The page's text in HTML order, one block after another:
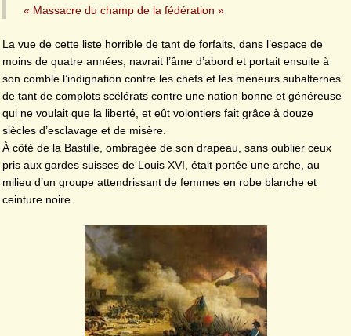
« Massacre du champ de la fédération »
La vue de cette liste horrible de tant de forfaits, dans l’espace de
moins de quatre années, navrait l’âme d’abord et portait ensuite à
son comble l’indignation contre les chefs et les meneurs subalternes
de tant de complots scélérats contre une nation bonne et généreuse
qui ne voulait que la liberté, et eût volontiers fait grâce à douze
siècles d’esclavage et de misère.
À côté de la Bastille, ombragée de son drapeau, sans oublier ceux
pris aux gardes suisses de Louis XVI, était portée une arche, au
milieu d’un groupe attendrissant de femmes en robe blanche et
ceinture noire.